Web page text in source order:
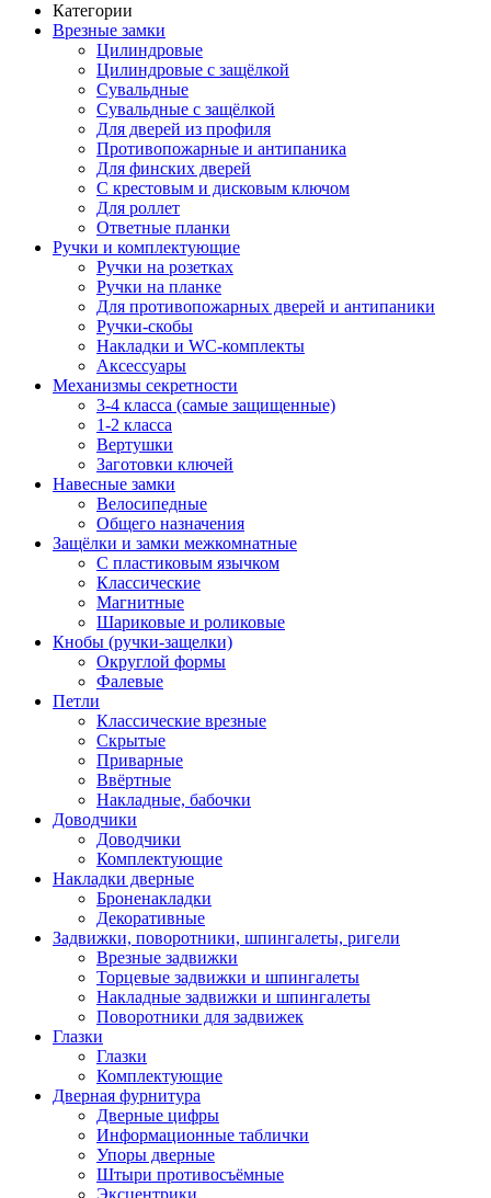
Категории
Врезные замки
Цилиндровые
Цилиндровые с защёлкой
Сувальдные
Сувальдные с защёлкой
Для дверей из профиля
Противопожарные и антипаника
Для финских дверей
С крестовым и дисковым ключом
Для роллет
Ответные планки
Ручки и комплектующие
Ручки на розетках
Ручки на планке
Для противопожарных дверей и антипаники
Ручки-скобы
Накладки и WC-комплекты
Аксессуары
Механизмы секретности
3-4 класса (самые защищенные)
1-2 класса
Вертушки
Заготовки ключей
Навесные замки
Велосипедные
Общего назначения
Защёлки и замки межкомнатные
С пластиковым язычком
Классические
Магнитные
Шариковые и роликовые
Кнобы (ручки-защелки)
Округлой формы
Фалевые
Петли
Классические врезные
Скрытые
Приварные
Ввёртные
Накладные, бабочки
Доводчики
Доводчики
Комплектующие
Накладки дверные
Броненакладки
Декоративные
Задвижки, поворотники, шпингалеты, ригели
Врезные задвижки
Торцевые задвижки и шпингалеты
Накладные задвижки и шпингалеты
Поворотники для задвижек
Глазки
Глазки
Комплектующие
Дверная фурнитура
Дверные цифры
Информационные таблички
Упоры дверные
Штыри противосъёмные